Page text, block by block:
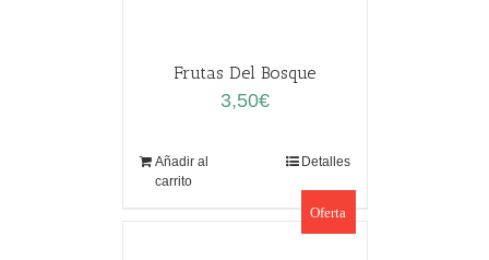
Frutas Del Bosque
3,50€
Añadir al
carrito
Detalles
Oferta